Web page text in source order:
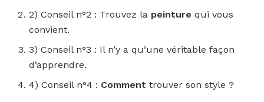
2) Conseil n°2 : Trouvez la peinturequi vous
convient.
3) Conseil n°3 : Il n’y a qu’une véritable façon
d’apprendre.
4) Conseil n°4 : Commenttrouver son style ?